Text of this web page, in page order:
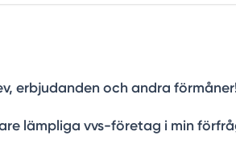
erbjudanden och andra
lämpliga vvs-företag i min